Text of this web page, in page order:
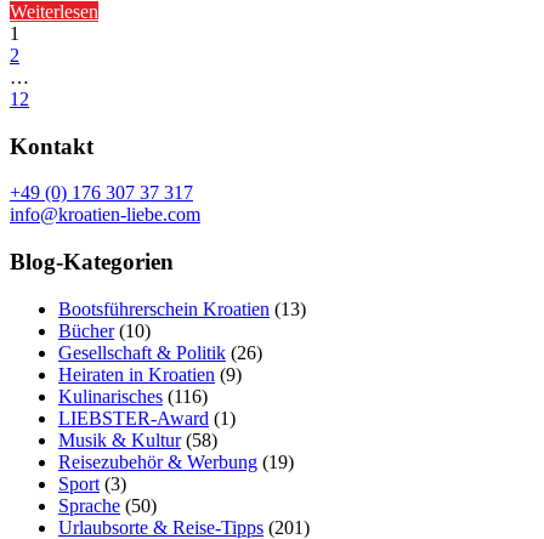
Weiterlesen
1
2
…
12
Kontakt
+49 (0) 176 307 37 317
info@kroatien-liebe.com
Blog-Kategorien
Bootsführerschein Kroatien (13)
Bücher(10)
Gesellschaft & Politik (26)
Heiraten in Kroatien (9)
Kulinarisches (116)
LIEBSTER-Award (1)
Musik & Kultur(58)
Reisezubehör & Werbung (19)
Sport (3)
Sprache (50)
Urlaubsorte & Reise-Tipps (201)